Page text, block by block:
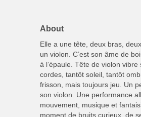
About
Elle a une tête, deux bras,
un violon. C’est son âme de
à l’épaule. Tête de violon vibre
cordes, tantôt soleil, tantôt
frisson, mais toujours jeu. Un
son violon. Une performance
mouvement, musique et
moment de bruits curieux, de